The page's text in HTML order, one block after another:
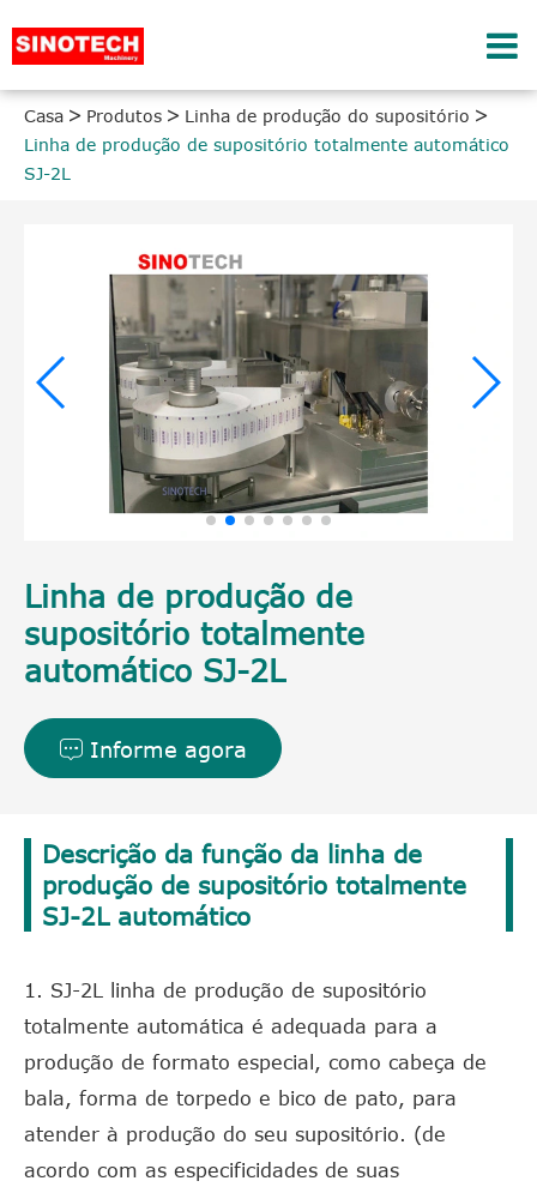
Casa Produtos
Linha de produção do supositório
Linha de produção de supositório totalmente automático
SJ-2L
Linha de produção de
supositório totalmente
automático SJ-2L
Informe agora
Descrição da função da linha de
produção de supositório totalmente
SJ-2L automático
1. SJ-2L linha de produção de supositório
totalmente automática é adequada para a
produção de formato especial, como cabeça de
bala, forma de torpedo e bico de pato, para
atender à produção do seu supositório. (de
acordo com as especificidades de suas